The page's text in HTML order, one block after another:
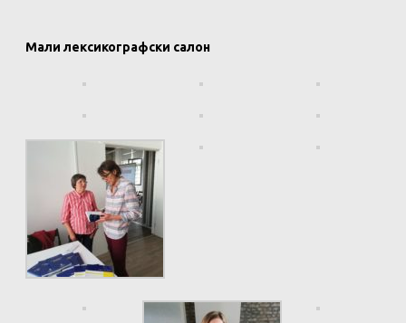
Мали лексикографски салон